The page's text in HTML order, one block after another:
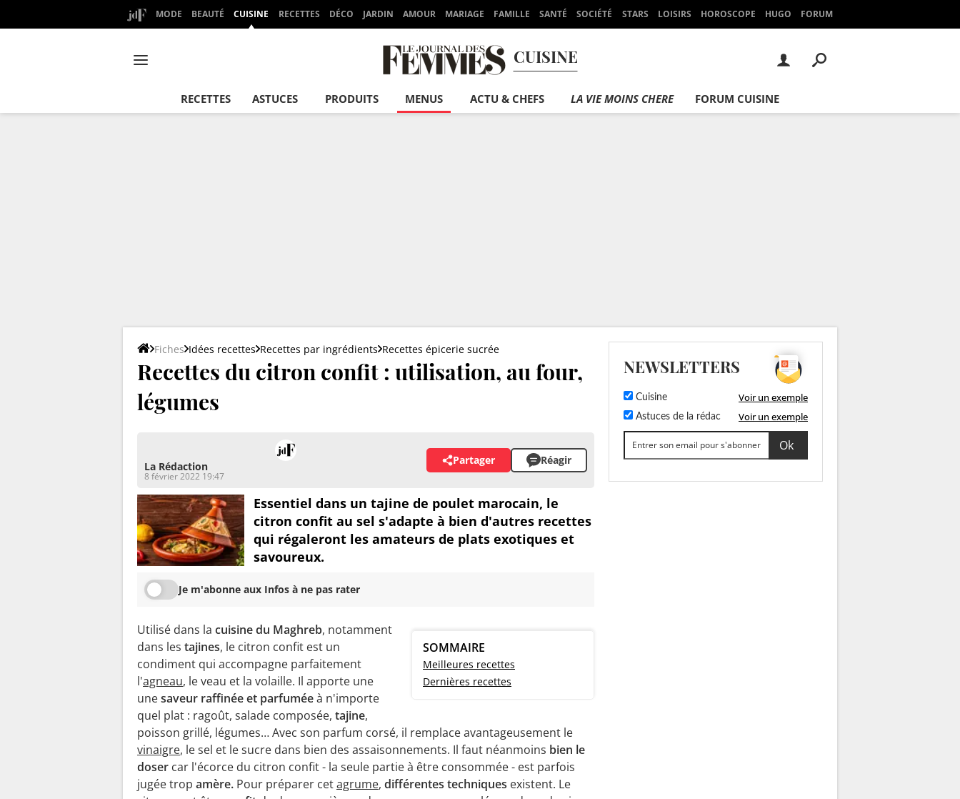
MODE BEAUTÉ CUISINE RECETTES DÉCO JARDIN AMOUR MARIAGE FAMILLE SANTÉ SOCIÉTÉ STARS LOISIRS HOROSCOPE HUGO FORUM
CUISINE
RECETTES ASTUCES PRODUITS MENUS ACTU & CHEFS LA VIE MOINS CHERE FORUM CUISINE
Fiches Idées recettes Recettes par ingrédients Recettes épicerie sucrée
Recettes du citron confit : utilisation, au four,
légumes
La Rédaction
8 février 2022 19:47
Partager Réagir
Essentiel dans un tajine de poulet marocain, le
citron confit au sel s'adapte à bien d'autres recettes
qui régaleront les amateurs de plats exotiques et
savoureux.
Je m'abonne aux Infos à ne pas rater
SOMMAIRE
Meilleures recettes
Dernières recettes
Utilisé dans la cuisine du Maghreb, notamment
dans les tajines, le citron confit est un
condiment qui accompagne parfaitement
l'agneau, le veau et la volaille. Il apporte une
unesaveur raffinée et parfuméeà n'importe
quel plat : ragoût, salade composée, tajine,
poisson grillé, légumes… Avec son parfum corsé, il remplace avantageusement le
vinaigre, le sel et le sucre dans bien des assaisonnements. Il faut néanmoins bien le
doser car l'écorce du citron confit - la seule partie à être consommée - est parfois
jugée trop amère. Pour préparer cetagrume, différentes techniques existent. Le
NEWSLETTERS
Cuisine Voir un exemple
Astuces de la rédac Voir un exemple